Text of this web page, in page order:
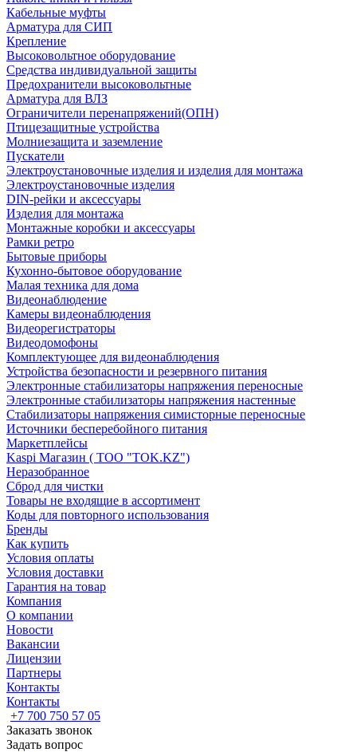
Кабельные муфты
Арматура для СИП
Крепление
Высоковольтное оборудование
Средства индивидуальной защиты
Предохранители высоковольтные
Арматура для ВЛЗ
Ограничители перенапряжений(ОПН)
Птицезащитные устройства
Молниезащита и заземление
Пускатели
Электроустановочные изделия и изделия для монтажа
Электроустановочные изделия
DIN-рейки и аксессуары
Изделия для монтажа
Монтажные коробки и аксессуары
Рамки ретро
Бытовые приборы
Кухонно-бытовое оборудование
Малая техника для дома
Видеонаблюдение
Камеры видеонаблюдения
Видеорегистраторы
Видеодомофоны
Комплектующее для видеонаблюдения
Устройства безопасности и резервного питания
Электронные стабилизаторы напряжения переносные
Электронные стабилизаторы напряжения настенные
Стабилизаторы напряжения симисторные переносные
Источники бесперебойного питания
Маркетплейсы
Kaspi Магазин ( ТОО "TOK.KZ")
Неразобранное
Сброд для чистки
Товары не входящие в ассортимент
Коды для повторного использования
Бренды
Как купить
Условия оплаты
Условия доставки
Гарантия на товар
Компания
О компании
Новости
Вакансии
Лицензии
Партнеры
Контакты
Контакты
+7 700 750 57 05
Заказать звонок
Задать вопрос